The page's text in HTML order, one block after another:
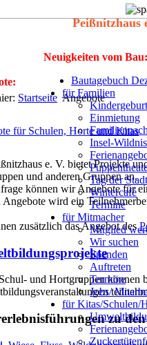
Peißnitzhaus
Neuigkeiten vom Bau:
Bautagebuch
für Familien
Einmietung
Insel-
Tag der
Wintercafé
Termine
für Mitmacher
Mitglied
Wir suchen
Spenden
Auftreten
Termine
Jobs/
für Kitas/Schulen/
Startseite Angebote
für Schulen, Horte und Kitas
e. V. bietet Projekte
und anderen Gruppen an.
können wir Angebote für
Angebote wird ein
zusätzlich das Angebot des
und Hortgruppen können
zu